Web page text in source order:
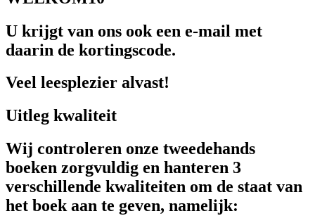
U krijgt van ons ook een e-mail met
daarin de kortingscode.
Veel leesplezier alvast!
Uitleg kwaliteit
Wij controleren onze tweedehands
boeken zorgvuldig en hanteren 3
verschillende kwaliteiten om de staat van
het boek aan te geven, namelijk: